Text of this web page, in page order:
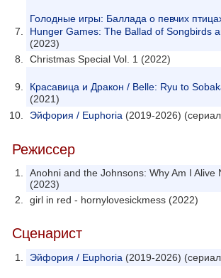
Голодные игры: Баллада о певчих
Hunger Games: The Ballad of Songbirds
(2023)
Christmas Special Vol. 1 (2022)
Красавица и Дракон / Belle: Ryu to
(2021)
Эйфория / Euphoria (2019-2026)
Режиссер
Anohni and the Johnsons: Why Am I Alive
(2023)
girl in red - hornylovesickmess (2022)
Сценарист
Эйфория / Euphoria (2019-2026)